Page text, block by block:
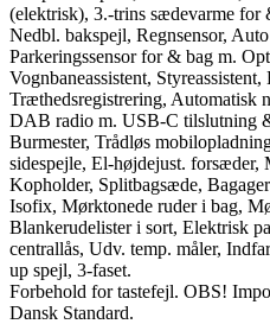
(elektrisk), 3.-trins sædevarme for
Nedbl. bakspejl, Regnsensor,
Parkeringssensor for & bag m.
Vognbaneassistent,
Træthedsregistrering, Automatisk
DAB radio m. USB-C tilslutning
Burmester, Trådløs
sidespejle, El-højdejust.
Kopholder, Splitbagsæde,
Isofix, Mørktonede ruder i bag,
Blankerudelister i sort, Elektrisk
centrallås, Udv. temp. måler,
up spejl, 3-faset.
Forbehold for tastefejl. OBS!
Dansk Standard.